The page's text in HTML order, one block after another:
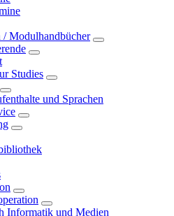
/ Modulhandbücher
Studies
und Sprachen
Informatik und Medien